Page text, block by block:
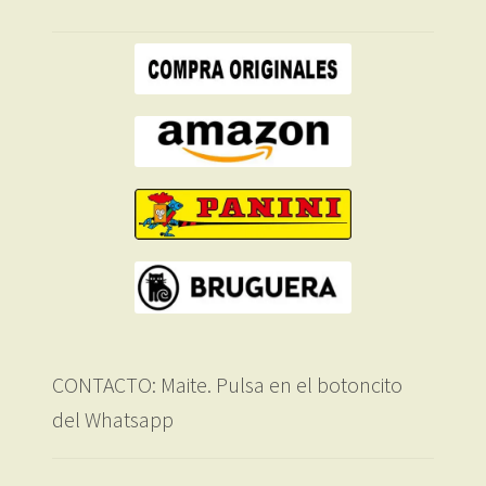
CONTACTO: Maite. Pulsa en el botoncito
del Whatsapp